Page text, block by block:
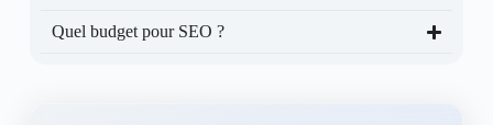
Quel budget pour SEO ?